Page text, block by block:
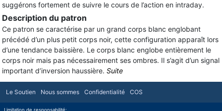
suggérons fortement de suivre le cours de l’action en intraday.
Description du patron
Ce patron se caractérise par un grand corps blanc englobant
précédé d’un plus petit corps noir, cette configuration apparaît lors
d’une tendance baissière. Le corps blanc englobe entièrement le
corps noir mais pas nécessairement ses ombres. Il s’agit d’un signal
important d’inversion haussière. Suite
Le Soutien Nous sommes Confidentialité COS
Limitation de responsabilité: